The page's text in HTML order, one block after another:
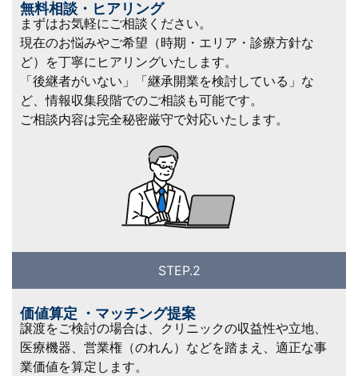
無料相談・ヒアリング
まずはお気軽にご相談ください。
現在のお悩みやご希望（時期・エリア・診療方針な
ど）を丁寧にヒアリングいたします。
「後継者がいない」「継承開業を検討している」な
ど、情報収集段階でのご相談も可能です。
ご相談内容は完全秘密厳守で対応いたします。
STEP.2
価値算定 ・マッチング提案
譲渡をご検討の場合は、クリニックの収益性や立地、
医療機器、営業権（のれん）などを踏まえ、適正な事
業価値を算定します。